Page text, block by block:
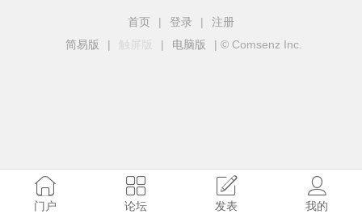
首页 | 登录 |
注册
简易版
| 触屏版 | 电脑版 | © Comsenz Inc.
门户 论坛 发表 我的